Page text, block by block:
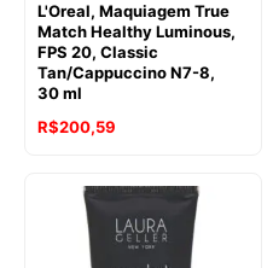
L'Oreal, Maquiagem True
Match Healthy Luminous,
FPS 20, Classic
Tan/Cappuccino N7-8,
30 ml
R$200,59